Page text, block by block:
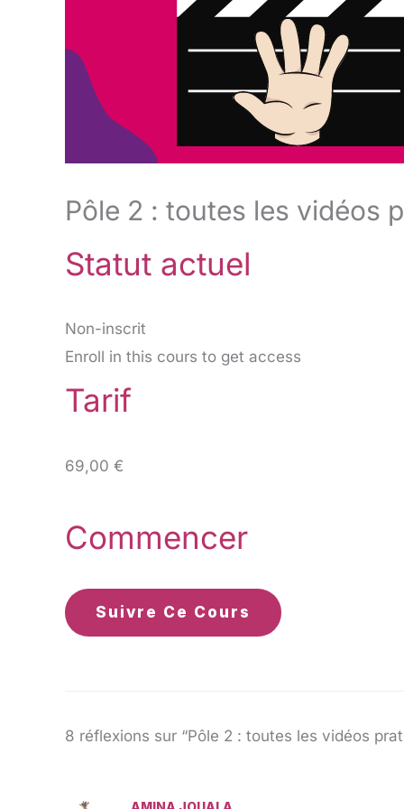
Pôle 2 : toutes les vidéos
Statut actuel
Non-inscrit
Enroll in this cours to get access
Tarif
69,00 €
Commencer
Suivre Ce Cours
8 réflexions sur “Pôle 2 : toutes les vidéos